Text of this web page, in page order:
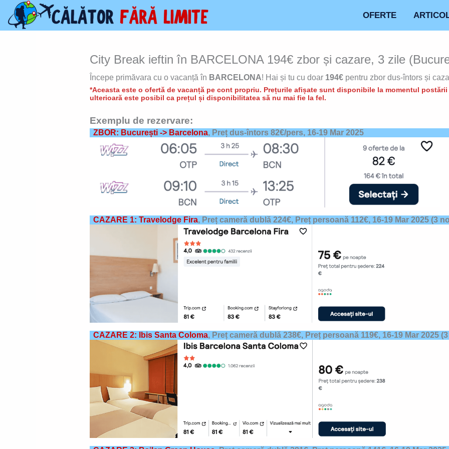
content
OFERTE
City Break ieftin în BARCELONA 194€ zbor și cazare, 3 zile
Începe primăvara cu o vacanță în BARCELONA! Hai și tu cu doar 194€pentru zbor dus-întors și
*Aceasta este o ofertă de vacanță pe cont propriu. Prețurile afișate sunt disponibile la momentul
ulterioară este posibil ca prețul și disponibilitatea să nu mai fie la fel.
Exemplu de rezervare:
ZBOR: București -> Barcelona, Preț dus-întors 82€/pers, 16-19 Mar 2025
CAZARE 1: Travelodge Fira, Preț cameră dublă 224€, Preț persoană 112€, 16-19 Mar 2025(3
CAZARE 2: Ibis Santa Coloma, Preț cameră dublă 238€, Preț persoană 119€, 16-19 Mar 2025(3